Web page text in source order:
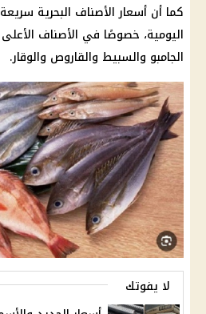
كما أن أسعار الأصناف البحرية سريعة
اليومية، خصوصًا في الأصناف
الجامبو والسبيط والقاروص والوقار.
لا يفوتك